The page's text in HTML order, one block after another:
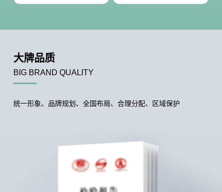
大牌品质
BIG BRAND QUALITY
统一形象、品牌规划、全国布局、合理分配、区域保护